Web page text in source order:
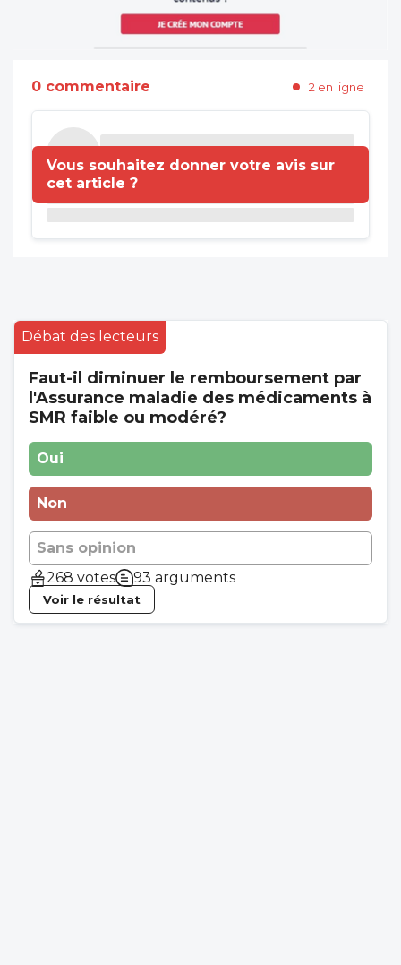
0 commentaire 2 en ligne
Vous souhaitez donner votre avis sur
cet article ?
Débat des lecteurs
Faut-il diminuer le remboursement par
l'Assurance maladie des médicaments à
SMR faible ou modéré?
Oui
Non
Sans opinion
268 votes
93 arguments
Voir le résultat